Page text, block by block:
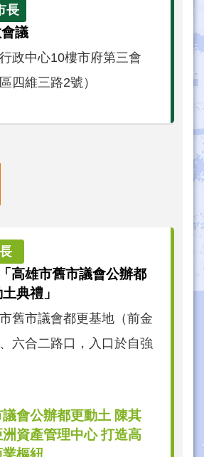
議
政中心10樓市府第三會
四維三路2號）
高雄市舊市議會公辦都
典禮」
舊市議會都更基地（前金
六合二路口，入口於自強
會公辦都更動土 陳其
資產管理中心 打造高
樞紐